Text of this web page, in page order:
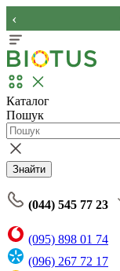
‹
Каталог
Пошук
Знайти
(044) 545 77 23
(095) 898 01 74
(096) 267 72 17